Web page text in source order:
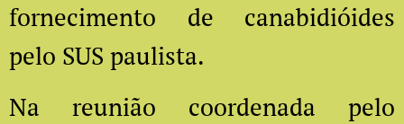
fornecimento de canabidióides
pelo SUS paulista.
Na reunião coordenada pelo